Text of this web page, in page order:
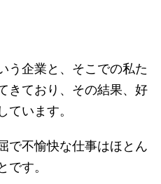
う企業と、そこでの私た
きており、その結果、好
ています。
で不愉快な仕事はほとん
です。